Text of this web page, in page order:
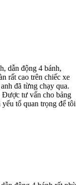
dẫn động 4 bánh,
rất cao trên chiếc xe
đã từng chạy qua.
Được tư vấn cho bảng
tố quan trọng để tôi